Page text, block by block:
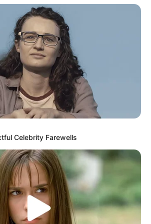
Financiero en 2026
Celebrity Farewells